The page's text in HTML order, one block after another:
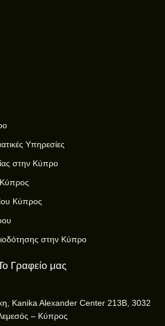
Υπηρεσίες
στην Κύπρο
Κύπρος
στην Κύπρο
Γραφείο μας
Kanika Alexander Center 213B, 3032
– Κύπρος